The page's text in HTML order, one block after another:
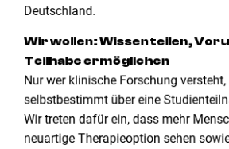
Deutschland.
Wir wollen: Wissen teilen,
Teilhabe ermöglichen
Nur wer klinische Forschung versteht,
selbstbestimmt über eine
Wir treten dafür ein, dass mehr
neuartige Therapieoption sehen